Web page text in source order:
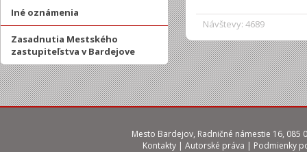
Iné oznámenia
Zasadnutia Mestského
zastupiteľstva v Bardejove
Návštevy: 4689
Mesto Bardejov, Radničné námestie 16, 085
Kontakty | Autorské práva | Podmienky